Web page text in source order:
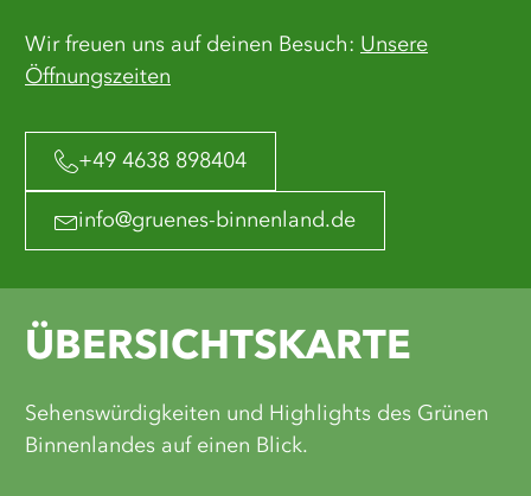
Wir freuen uns auf deinen Besuch: Unsere
Öffnungszeiten
+49 4638 898404
info@gruenes-binnenland.de
ÜBERSICHTSKARTE
Sehenswürdigkeiten und Highlights des Grünen
Binnenlandes auf einen Blick.